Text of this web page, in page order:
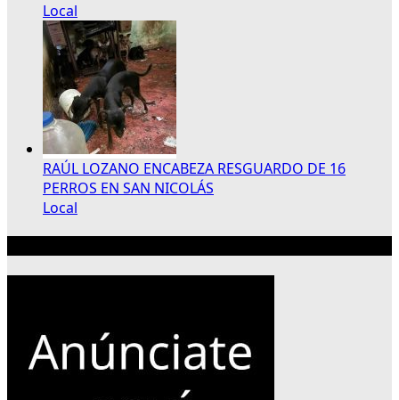
Local
RAÚL LOZANO ENCABEZA RESGUARDO DE 16
PERROS EN SAN NICOLÁS
Local